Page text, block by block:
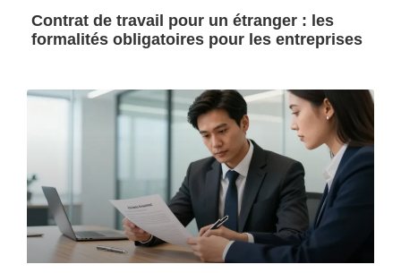
Contrat de travail pour un étranger : les
formalités obligatoires pour les entreprises